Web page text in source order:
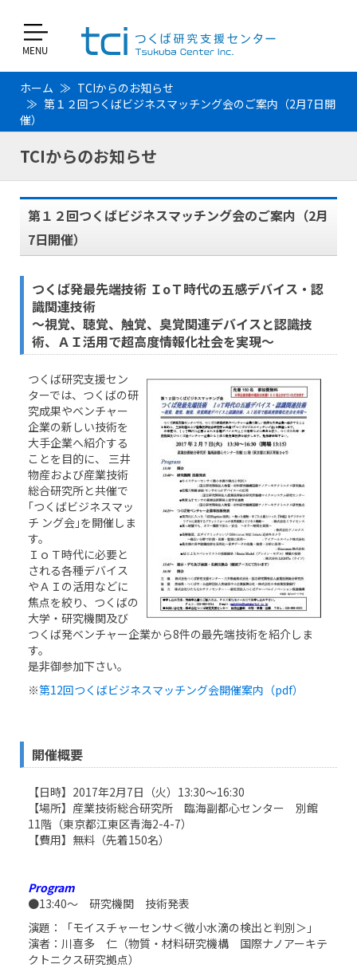
ホーム
TCIからのお知らせ
第１２回つくばビジネスマッチング会のご案内（2月7日開
催）
TCIからのお知らせ
第１２回つくばビジネスマッチング会のご案内（2月
7日開催）
つくば発最先端技術 ＩoＴ時代の五感デバイス・認
識関連技術
～視覚、聴覚、触覚、臭覚関連デバイスと認識技
術、ＡＩ活用で超高度情報化社会を実現～
つくば研究支援セン
ターでは、つくばの研
究成果やベンチャー
企業の新しい技術を
大手企業へ紹介する
ことを目的に、 三井
物産および産業技術
総合研究所と共催で
｢つくばビジネスマッ
チ ング会｣を開催しま
す。
ＩｏＴ時代に必要と
される各種デバイス
やＡＩの活用などに
焦点を絞り、つくばの
大学・研究機関及び
つくば発ベンチャー企業から8件の最先端技術を紹介しま
す。
是非御参加下さい。
※第12回つくばビジネスマッチング会開催案内（pdf）
開催概要
【日時】2017年2月7日（火）13:30～16:30
【場所】産業技術総合研究所 臨海副都心センター 別館
11階（東京都江東区青海2-4-7）
【費用】無料（先着150名）
Program
●13:40～ 研究機関 技術発表
演題：「モイスチャーセンサ＜微小水滴の検出と判別＞」
演者：川喜多 仁（物質・材料研究機構 国際ナノアーキテ
クトニクス研究拠点）